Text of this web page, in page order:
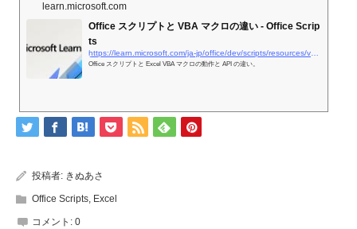
learn.microsoft.com
Office スクリプトと VBA マクロの違い - Office Scrip
ts
https://learn.microsoft.com/ja-jp/office/dev/scripts/resources/vba-differences?WT.mc_id=M365-MVP-4029057
Office スクリプトと Excel VBA マクロの動作と API の違い。
投稿者: きぬあさ
Office Scripts, Excel
コメント: 0